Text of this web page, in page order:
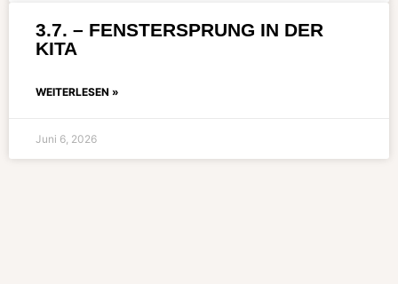
3.7. – FENSTERSPRUNG IN DER
KITA
WEITERLESEN »
Juni 6, 2026